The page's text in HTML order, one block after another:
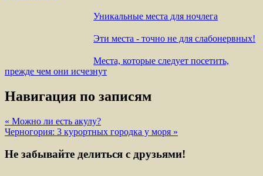
Уникальные места для ночлега
Эти места - точно не для слабонервных!
Места, которые следует посетить,
прежде чем они исчезнут
Навигация по записям
« Можно ли есть акулу?
Черногория: 3 курортных городка у моря »
Не забывайте делиться с друзьями!